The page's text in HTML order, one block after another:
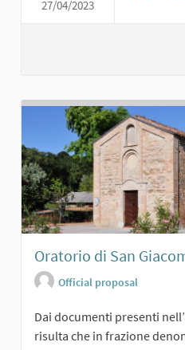
27/04/2023
Oratorio di San
Official proposal
Dai documenti presenti
risulta che in frazione